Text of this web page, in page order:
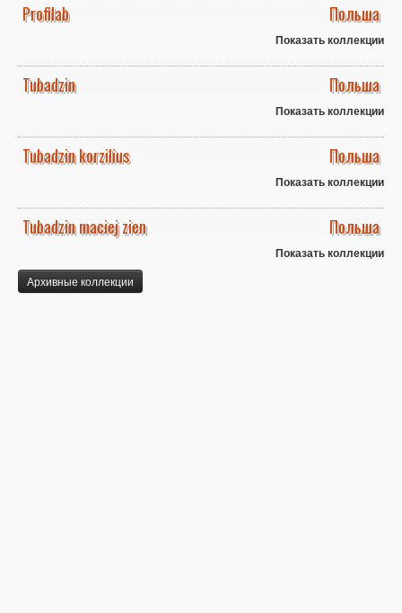
Profilab Польша
Показать коллекции
Tubadzin Польша
Показать коллекции
Tubadzin korzilius Польша
Показать коллекции
Tubadzin maciej zien Польша
Показать коллекции
Архивные коллекции